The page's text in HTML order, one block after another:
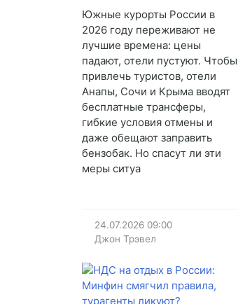
Южные курорты России в
2026 году переживают не
лучшие времена: цены
падают, отели пустуют. Чтобы
привлечь туристов, отели
Анапы, Сочи и Крыма вводят
бесплатные трансферы,
гибкие условия отмены и
даже обещают заправить
бензобак. Но спасут ли эти
меры ситуа
24.07.2026 09:00
Джон Трэвел